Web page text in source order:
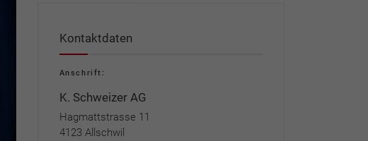
Kontaktdaten
Anschrift:
K. Schweizer AG
Hagmattstrasse 11
4123 Allschwil